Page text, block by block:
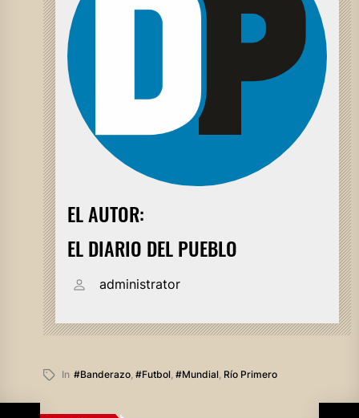
EL AUTOR:
EL DIARIO DEL PUEBLO
administrator
In #banderazo, #futbol, #mundial, Río Primero